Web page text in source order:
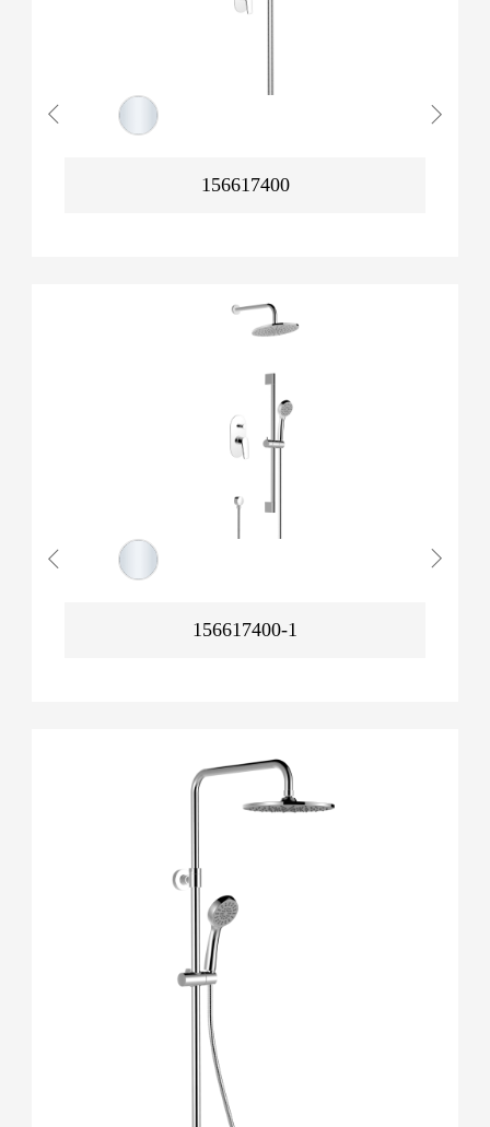
156617400
156617400-1